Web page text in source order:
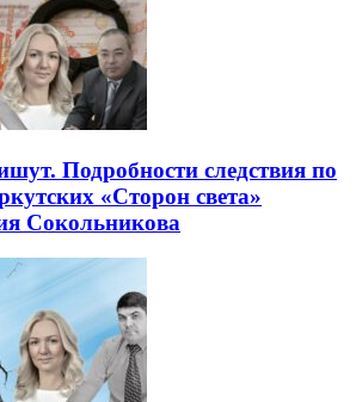
Подробности следствия по
«Сторон света»
Сокольникова